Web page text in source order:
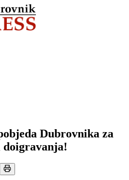
Dubrovnika za
doigravanja!